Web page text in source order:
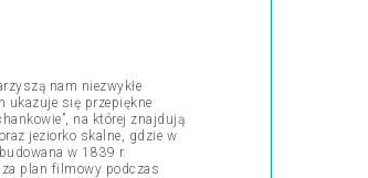
nam niezwykłe
ukazuje się przepiękne
na której znajdują
jeziorko skalne, gdzie w
w 1839 r.
plan filmowy podczas